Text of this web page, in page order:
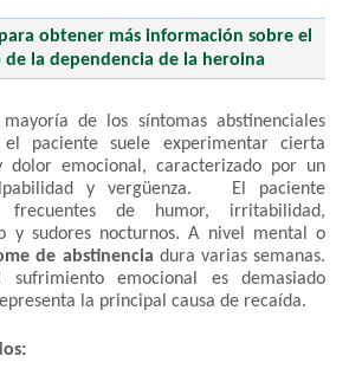
obtener más información sobre el
la dependencia de la heroina
de los síntomas abstinenciales
el paciente suele experimentar cierta
dolor emocional, caracterizado por un
y vergüenza. El paciente
frecuentes de humor, irritabilidad,
y sudores nocturnos. A nivel mental o
de abstinencia dura varias semanas.
sufrimiento emocional es demasiado
la principal causa de recaída.